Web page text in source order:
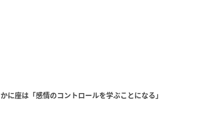
かに座は「感情のコントロールを学ぶことになる」